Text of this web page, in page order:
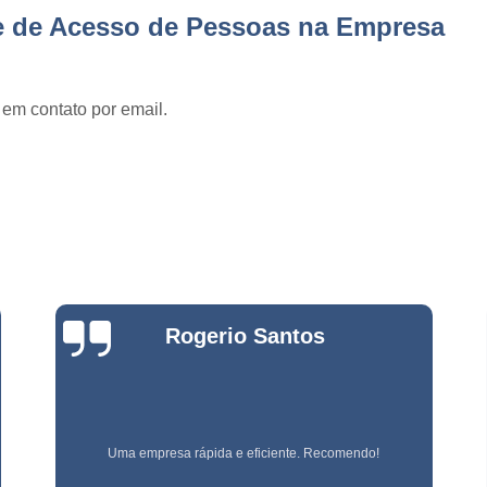
Empresa de
Empresa de Conservação e
Empresa de Soluções em
Acesso de Pessoas na Empresa
contato por email.
Bianca
Zanardo
Empresa referência em terceirização de mão de obra!